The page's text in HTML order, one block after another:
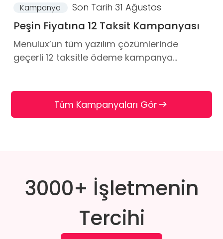
Kampanya Son Tarih 31 Ağustos
Peşin Fiyatına 12 Taksit Kampanyası
Menulux’un tüm yazılım çözümlerinde
geçerli 12 taksitle ödeme kampanya...
Tüm Kampanyaları Gör
3000+ İşletmenin
Tercihi